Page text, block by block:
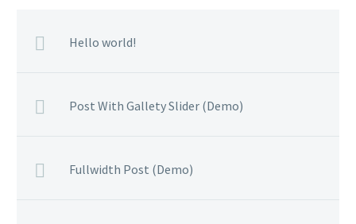
Hello world!
Post With Gallety Slider (Demo)
Fullwidth Post (Demo)